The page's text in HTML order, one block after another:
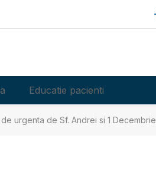
Educatie pacienti
urgenta de Sf. Andrei si 1 Decembrie